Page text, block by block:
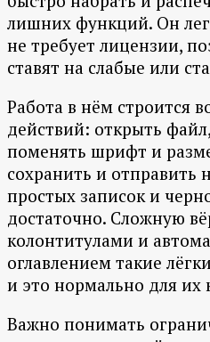
лишних функций. Он
не требует лицензии,
ставят на слабые или
Работа в нём строится
действий: открыть
поменять шрифт и
сохранить и отправить
простых записок и
достаточно. Сложную
колонтитулами и
оглавлением такие
и это нормально для их
Важно понимать